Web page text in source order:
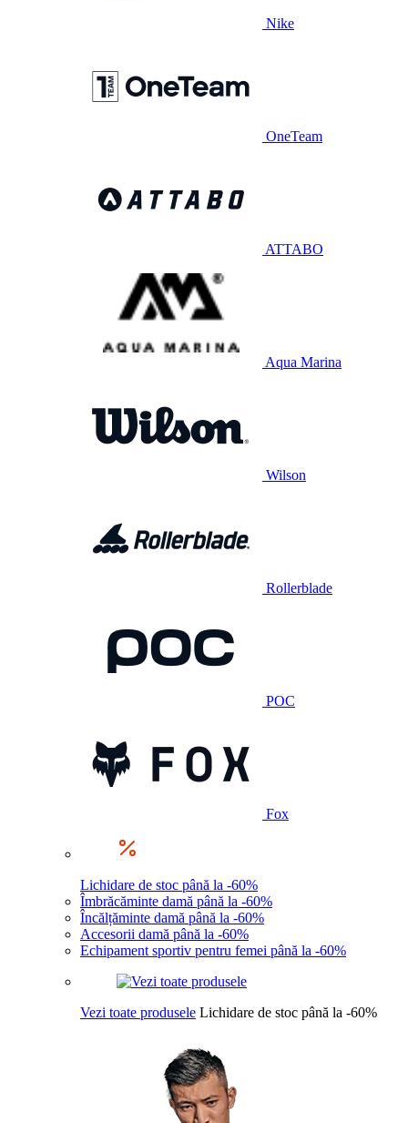
Nike
OneTeam
ATTABO
Aqua Marina
Wilson
Rollerblade
POC
Fox
Lichidare de stoc până la -60%
Îmbrăcăminte damă până la -60%
Încălțăminte damă până la -60%
Accesorii damă până la -60%
Echipament sportiv pentru femei până la -60%
Vezi toate produsele Lichidare de stoc până la -60%